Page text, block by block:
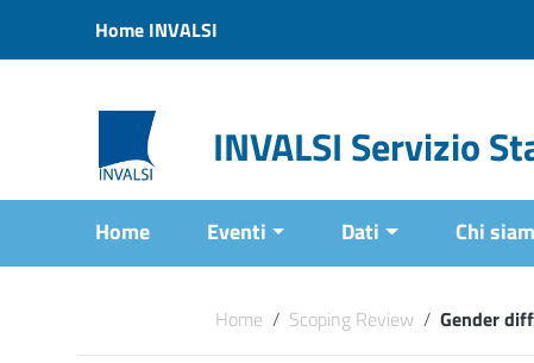
Vai al menu di navigazione
Home INVALSI
INVALSI Servizio
Home Eventi Dati Chi
Home / Scoping Review / Gender